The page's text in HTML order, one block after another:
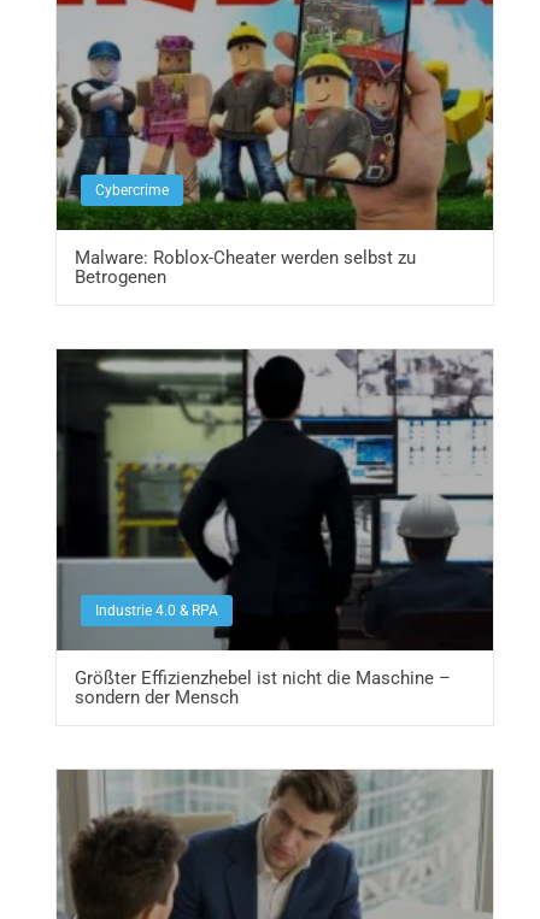
Cybercrime
Malware: Roblox-Cheater werden selbst zu
Betrogenen
Industrie 4.0 & RPA
Größter Effizienzhebel ist nicht die Maschine –
sondern der Mensch